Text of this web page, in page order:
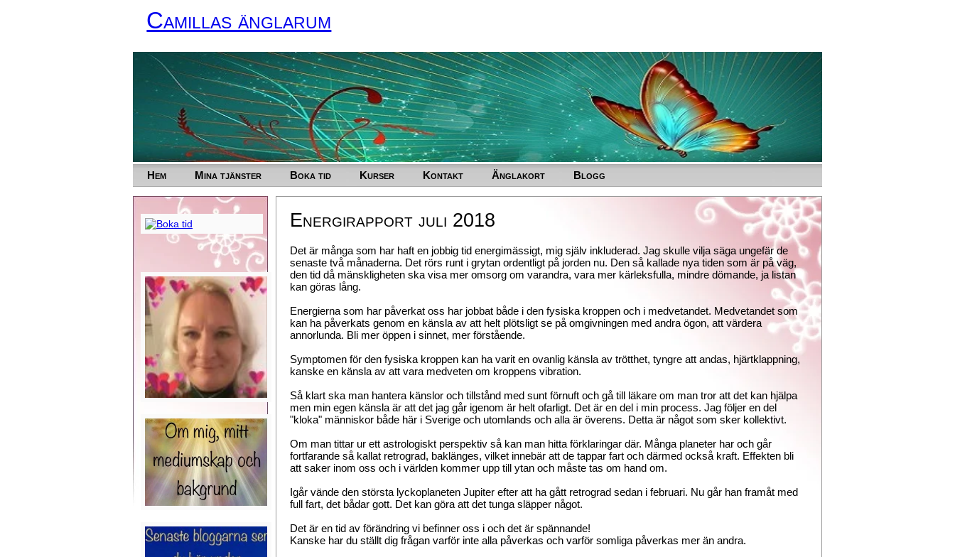
Camillas änglarum
Hem Mina tjänster Boka tid Kurser Kontakt Änglakort Blogg
Energirapport juli 2018
Det är många som har haft en jobbig tid energimässigt, mig själv inkluderad. Jag skulle vilja säga ungefär de
senaste två månaderna. Det rörs runt i grytan ordentligt på jorden nu. Den så kallade nya tiden som är på väg,
den tid då mänskligheten ska visa mer omsorg om varandra, vara mer kärleksfulla, mindre dömande, ja listan
kan göras lång.
Energierna som har påverkat oss har jobbat både i den fysiska kroppen och i medvetandet. Medvetandet som
kan ha påverkats genom en känsla av att helt plötsligt se på omgivningen med andra ögon, att värdera
annorlunda. Bli mer öppen i sinnet, mer förstående.
Symptomen för den fysiska kroppen kan ha varit en ovanlig känsla av trötthet, tyngre att andas, hjärtklappning,
kanske en känsla av att vara medveten om kroppens vibration.
Så klart ska man hantera känslor och tillstånd med sunt förnuft och gå till läkare om man tror att det kan hjälpa
men min egen känsla är att det jag går igenom är helt ofarligt. Det är en del i min process. Jag följer en del
"kloka" människor både här i Sverige och utomlands och alla är överens. Detta är något som sker kollektivt.
Om man tittar ur ett astrologiskt perspektiv så kan man hitta förklaringar där. Många planeter har och går
fortfarande så kallat retrograd, baklänges, vilket innebär att de tappar fart och därmed också kraft. Effekten bli
att saker inom oss och i världen kommer upp till ytan och måste tas om hand om.
Igår vände den största lyckoplaneten Jupiter efter att ha gått retrograd sedan i februari. Nu går han framåt med
full fart, det bådar gott. Det kan göra att det tunga släpper något.
Det är en tid av förändring vi befinner oss i och det är spännande!
Kanske har du ställt dig frågan varför inte alla påverkas och varför somliga påverkas mer än andra.